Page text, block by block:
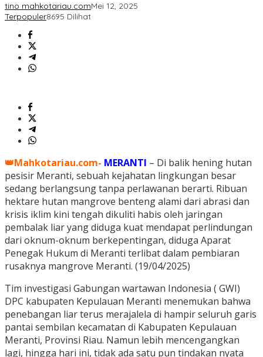
tino mahkotariau.comMei 12, 2025
Terpopuler8695 Dilihat
👑Mahkotariau.com- MERANTI – Di balik hening hutan
pesisir Meranti, sebuah kejahatan lingkungan besar
sedang berlangsung tanpa perlawanan berarti. Ribuan
hektare hutan mangrove benteng alami dari abrasi dan
krisis iklim kini tengah dikuliti habis oleh jaringan
pembalak liar yang diduga kuat mendapat perlindungan
dari oknum-oknum berkepentingan, diduga Aparat
Penegak Hukum di Meranti terlibat dalam pembiaran
rusaknya mangrove Meranti. (19/04/2025)
Tim investigasi Gabungan wartawan Indonesia ( GWI)
DPC kabupaten Kepulauan Meranti menemukan bahwa
penebangan liar terus merajalela di hampir seluruh garis
pantai sembilan kecamatan di Kabupaten Kepulauan
Meranti, Provinsi Riau. Namun lebih mencengangkan
lagi, hingga hari ini, tidak ada satu pun tindakan nyata